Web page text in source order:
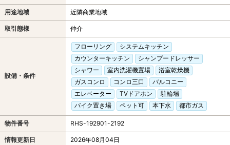
用途地域 近隣商業地域
取引態様 仲介
設備・条件
フローリング
システムキッチン
カウンターキッチン
シャンプードレッサー
シャワー
室内洗濯機置場
浴室乾燥機
ガスコンロ
コンロ三口
バルコニー
エレベーター
TVドアホン
駐輪場
バイク置き場
ペット可 本下水 都市ガス
物件番号 RHS-192901-2192
情報更新日 2026年08月04日